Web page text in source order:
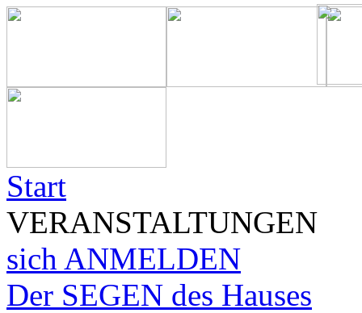
Start
VERANSTALTUNGEN
sich ANMELDEN
Der SEGEN des Hauses